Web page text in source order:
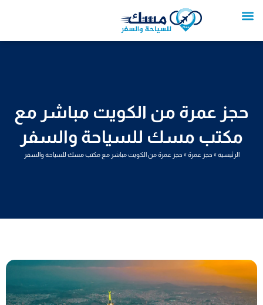
إلى
حجز عمرة من الكويت مباشر مع
مكتب مسك للسياحة والسفر
الرئيسية» حجز عمرة» حجز عمرة من الكويت مباشر مع مكتب مسك للسياحة والسفر